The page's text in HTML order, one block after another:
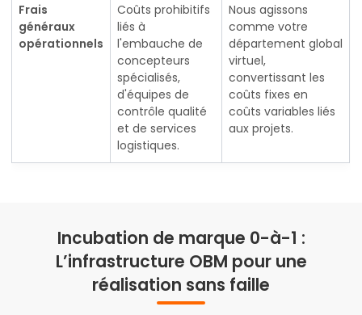
Frais
généraux
opérationnels
Coûts prohibitifs
liés à
l'embauche de
concepteurs
spécialisés,
d'équipes de
contrôle qualité
et de services
logistiques.
Nous agissons
comme votre
département global
virtuel,
convertissant les
coûts fixes en
coûts variables liés
aux projets.
Incubation de marque 0-à-1 :
L’infrastructure OBM pour une
réalisation sans faille